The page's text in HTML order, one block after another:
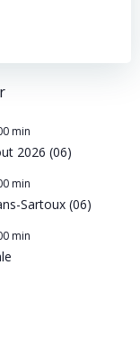
min
2026 (06)
min
Sartoux (06)
min